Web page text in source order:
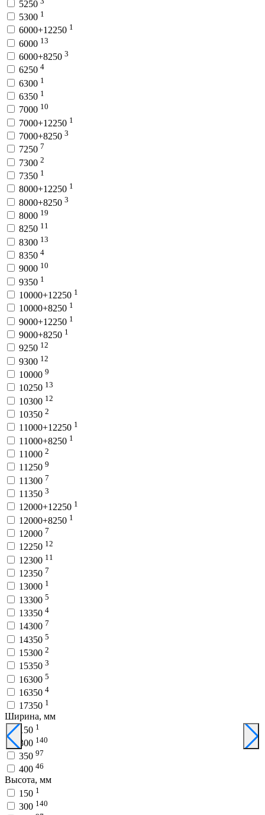
5250
5300 1
6000+12250 1
6000 13
6000+8250 3
6250 4
6300 1
6350 1
7000 10
7000+12250 1
7000+8250 3
7250 7
7300 2
7350 1
8000+12250 1
8000+8250 3
8000 19
8250 11
8300 13
8350 4
9000 10
9350 1
10000+12250 1
10000+8250 1
9000+12250 1
9000+8250 1
9250 12
9300 12
10000 9
10250 13
10300 12
10350 2
11000+12250 1
11000+8250 1
11000 2
11250 9
11300 7
11350 3
12000+12250 1
12000+8250 1
12000 7
12250 12
12300 11
12350 7
13000 1
13300 5
13350 4
14300 7
14350 5
15300 2
15350 3
16300 5
16350 4
17350 1
Ширина, мм
150 1
300 140
350 97
400 46
Высота, мм
150 1
300 140